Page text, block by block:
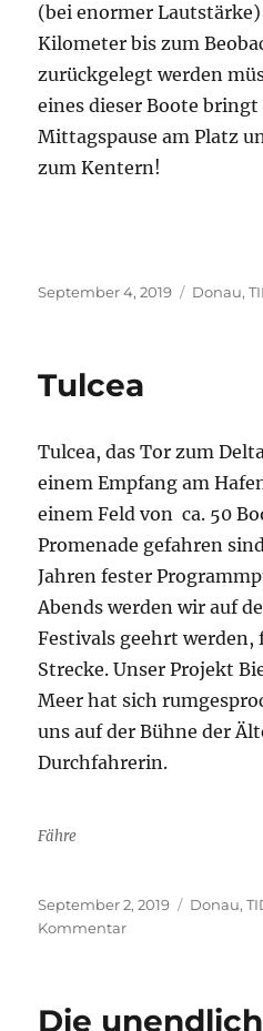
(bei enormer
Kilometer bis zum
zurückgelegt werden
eines dieser Boote
Mittagspause am Platz
zum Kentern!
Veröffentlicht
September 4, 2019 Donau,
Tulcea
Tulcea, das Tor zum
einem Empfang am
einem Feld von ca. 50
Promenade gefahren
Jahren fester
Abends werden wir auf
Festivals geehrt werden,
Strecke. Unser Projekt
Meer hat sich
uns auf der Bühne der
Durchfahrerin.
Fähre
Veröffentlicht
am
September 2, 2019 Donau,
Kommentarzu
Die